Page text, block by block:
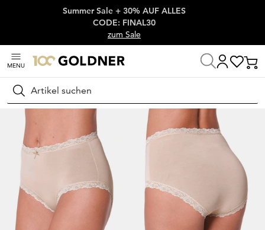
Überspringe Navigation, direkt zum Content
Summer Sale + 30% AUF ALLES
CODE: FINAL30
zum Sale
MENU
Suchen
Startseite Wäsche & Bademode